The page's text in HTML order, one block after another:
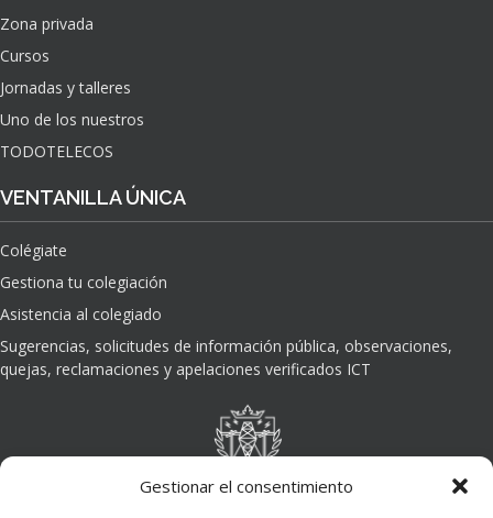
Gestionar el consentimiento
Zona privada
Cursos
Jornadas y talleres
Uno de los nuestros
TODOTELECOS
VENTANILLA ÚNICA
Colégiate
Gestiona tu colegiación
Asistencia al colegiado
Sugerencias, solicitudes de información pública, observaciones,
quejas, reclamaciones y apelaciones verificados ICT